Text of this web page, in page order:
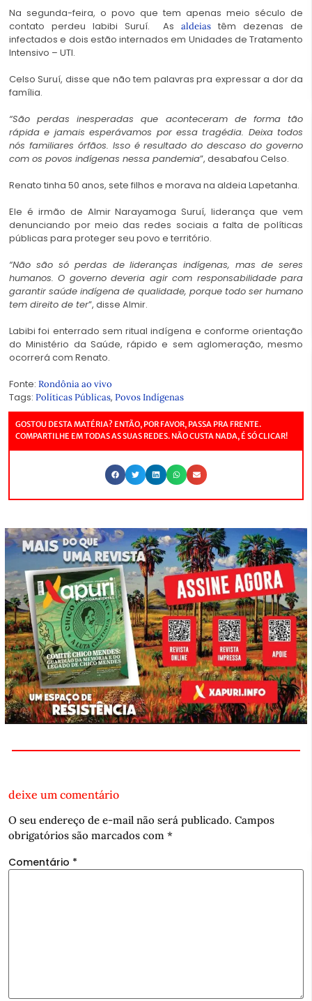
Na segunda-feira, o povo que tem apenas meio século de
contato perdeu Iabibi Suruí. Asaldeias têm dezenas de
infectados e dois estão internados em Unidades de Tratamento
Intensivo – UTI.
Celso Suruí, disse que não tem palavras pra expressar a dor da
família.
“São perdas inesperadas que aconteceram de forma tão
rápida e jamais esperávamos por essa tragédia. Deixa todos
nós familiares órfãos. Isso é resultado do descaso do governo
com os povos indígenas nessa pandemia”, desabafou Celso.
Renato tinha 50 anos, sete filhos e morava na aldeia Lapetanha.
Ele é irmão de Almir Narayamoga Suruí, liderança que vem
denunciando por meio das redes sociais a falta de políticas
públicas para proteger seu povo e território.
“Não são só perdas de lideranças indígenas, mas de seres
humanos. O governo deveria agir com responsabilidade para
garantir saúde indígena de qualidade, porque todo ser humano
tem direito de ter”, disse Almir.
Labibi foi enterrado sem ritual indígena e conforme orientação
do Ministério da Saúde, rápido e sem aglomeração, mesmo
ocorrerá com Renato.
Fonte: Rondônia ao vivo
Tags: Políticas Públicas, Povos Indígenas
GOSTOU DESTA MATÉRIA? ENTÃO, POR FAVOR, PASSA PRA FRENTE.
COMPARTILHE EM TODAS AS SUAS REDES. NÃO CUSTA NADA, É SÓ CLICAR!
deixe um comentário
O seu endereço de e-mail não será publicado. Campos
obrigatórios são marcados com *
Comentário *